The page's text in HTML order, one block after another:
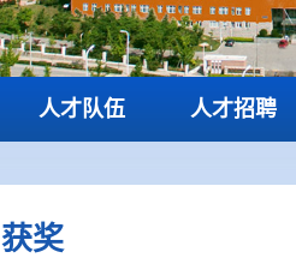
人才队伍 人才招聘
获奖